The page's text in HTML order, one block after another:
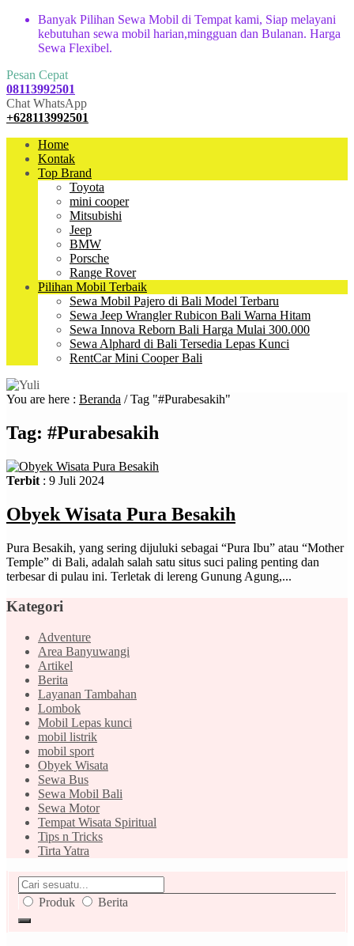
Banyak Pilihan Sewa Mobil di Tempat kami, Siap melayani
kebutuhan sewa mobil harian,mingguan dan Bulanan. Harga
Sewa Flexibel.
Pesan Cepat
08113992501
Chat WhatsApp
+628113992501
Home
Kontak
Top Brand
Toyota
mini cooper
Mitsubishi
Jeep
BMW
Porsche
Range Rover
Pilihan Mobil Terbaik
Sewa Mobil Pajero di Bali Model Terbaru
Sewa Jeep Wrangler Rubicon Bali Warna Hitam
Sewa Innova Reborn Bali Harga Mulai 300.000
Sewa Alphard di Bali Tersedia Lepas Kunci
RentCar Mini Cooper Bali
You are here : Beranda /Tag "#Purabesakih"
Tag: #Purabesakih
Terbit : 9 Juli 2024
Obyek Wisata Pura Besakih
Pura Besakih, yang sering dijuluki sebagai “Pura Ibu” atau “Mother
Temple” di Bali, adalah salah satu situs suci paling penting dan
terbesar di pulau ini. Terletak di lereng Gunung Agung,...
Kategori
Adventure
Area Banyuwangi
Artikel
Berita
Layanan Tambahan
Lombok
Mobil Lepas kunci
mobil listrik
mobil sport
Obyek Wisata
Sewa Bus
Sewa Mobil Bali
Sewa Motor
Tempat Wisata Spiritual
Tips n Tricks
Tirta Yatra
Produk Berita